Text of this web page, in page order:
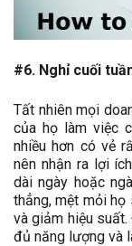
#6. Nghỉ cuối
Tất nhiên mọi
của họ làm việc
nhiều hơn có vẻ
nên nhận ra lợi
dài ngày hoặc
thẳng, mệt mỏi họ
và giảm hiệu
đủ năng lượng và